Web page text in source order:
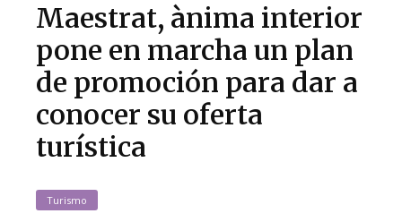
Maestrat, ànima interior
pone en marcha un plan
de promoción para dar a
conocer su oferta
turística
Turismo